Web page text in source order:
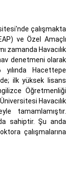
çalışmakta
ve Özel Amaçlı
zamanda Havacılık
denetmeni olarak
Hacettepe
ilk yüksek lisans
Öğretmenliği
Havacılık
tamamlamıştır.
sahiptir. Şu anda
çalışmalarına